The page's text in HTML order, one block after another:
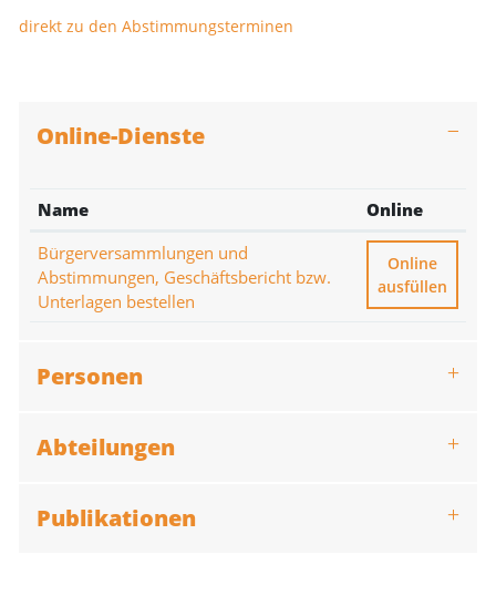
direkt zu den Abstimmungsterminen
Online-Dienste
Name
Online
Bürgerversammlungen und
Abstimmungen, Geschäftsbericht bzw.
Unterlagen bestellen
Online
ausfüllen
Personen
Abteilungen
Publikationen